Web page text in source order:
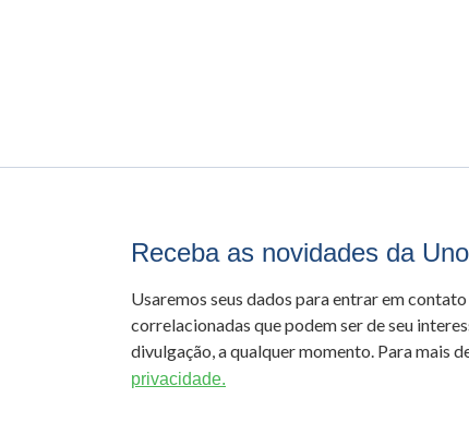
Receba as novidades da
Usaremos seus dados para entrar em
correlacionadas que podem ser de seu
divulgação, a qualquer momento. Para mais
privacidade.